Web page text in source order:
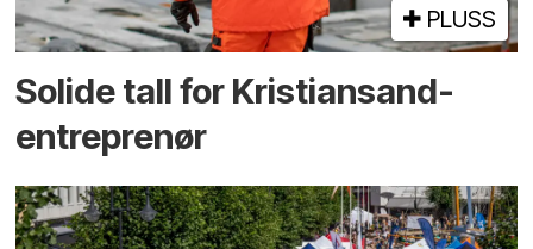
PLUSS
Solide tall for Kristiansand-
entreprenør